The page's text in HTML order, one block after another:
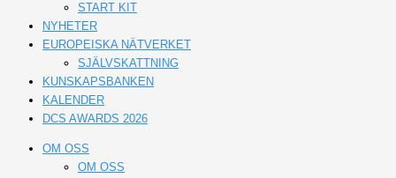
START KIT
NYHETER
EUROPEISKA NÄTVERKET
SJÄLVSKATTNING
KUNSKAPSBANKEN
KALENDER
DCS AWARDS 2026
OM OSS
OM OSS